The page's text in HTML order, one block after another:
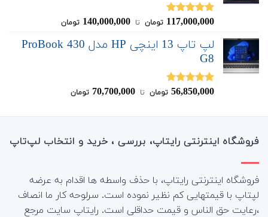
نمره5.00
117,000,000 تومان ‌ تا ‌ 140,000,000 تومان
لپ تاپ 13 اینچی HP مدل ProBook 430
G8
نمره5.00
56,850,000 تومان ‌ تا ‌ 70,700,000 تومان
فروشگاه اینترنتی رایتاپ، بررسی ، خرید و انتخاب لپ‌تاپ
فروشگاه اینترنتی رایتاپ، با حذف واسطه ها اقدام به عرضه
لپتاپ با قیمتهایی کم نظیر نموده است. سرلوحه کار ما انصاف
،رعایت حق الناس و قیمت حداقلی است. رایتاپ سایت مرجع